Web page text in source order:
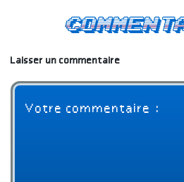
Laisser un commentaire